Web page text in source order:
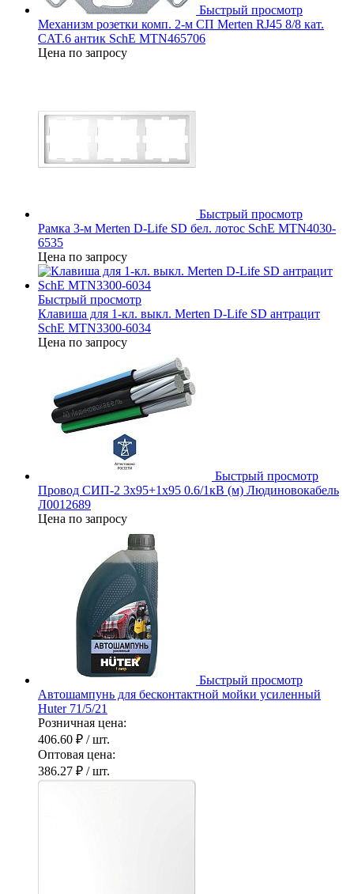
Быстрый просмотр
Механизм розетки комп. 2-м СП Merten RJ45 8/8 кат.
CAT.6 антик SchE MTN465706
Цена по запросу
Быстрый просмотр
Рамка 3-м Merten D-Life SD бел. лотос SchE MTN4030-
6535
Цена по запросу
Быстрый просмотр
Клавиша для 1-кл. выкл. Merten D-Life SD антрацит
SchE MTN3300-6034
Цена по запросу
Быстрый просмотр
Провод СИП-2 3х95+1х95 0.6/1кВ (м) Людиновокабель
Л0012689
Цена по запросу
Быстрый просмотр
Автошампунь для бесконтактной мойки усиленный
Huter 71/5/21
Розничная цена:
406.60 ₽ / шт.
Оптовая цена:
386.27 ₽ / шт.